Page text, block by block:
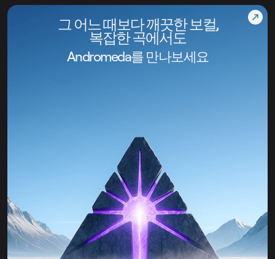
그 어느 때보다 깨끗한 보컬,
복잡한 곡에서도
Andromeda를 만나보세요